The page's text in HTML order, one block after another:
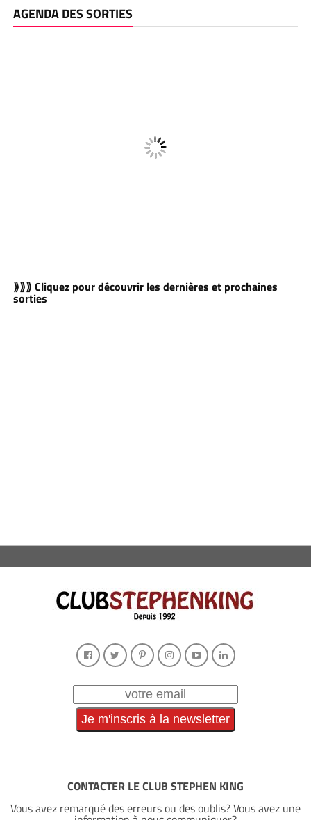
AGENDA DES SORTIES
⟫⟫⟫ Cliquez pour découvrir les dernières et prochaines
sorties
CONTACTER LE CLUB STEPHEN KING
Vous avez remarqué des erreurs ou des oublis? Vous avez une